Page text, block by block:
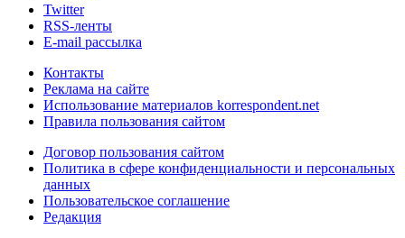
Twitter
RSS-ленты
E-mail рассылка
Контакты
Реклама на сайте
Использование материалов korrespondent.net
Правила пользования сайтом
Договор пользования сайтом
Политика в сфере конфиденциальности и персональных
данных
Пользовательское соглашение
Редакция